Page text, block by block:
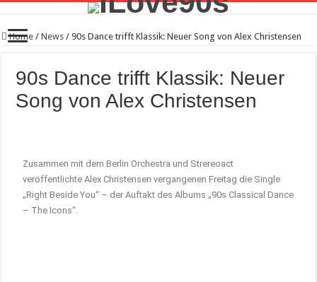
Home / News / 90s Dance trifft Klassik: Neuer Song von Alex Christensen
90s Dance trifft Klassik: Neuer
Song von Alex Christensen
Zusammen mit dem Berlin Orchestra und Strereoact
veröffentlichte Alex Christensen vergangenen Freitag die Single
„Right Beside You“ – der Auftakt des Albums „90s Classical Dance
– The Icons“.